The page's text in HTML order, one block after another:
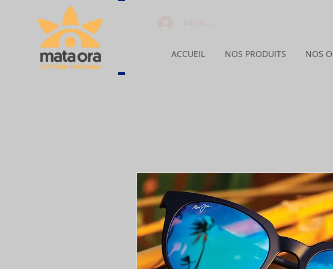
ACCUEIL NOS PRODUITS NOS